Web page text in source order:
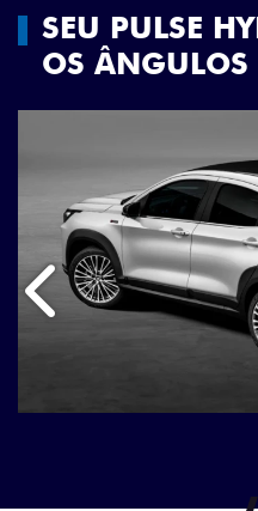
SEU PULSE
OS ÂNGULOS
Anterior